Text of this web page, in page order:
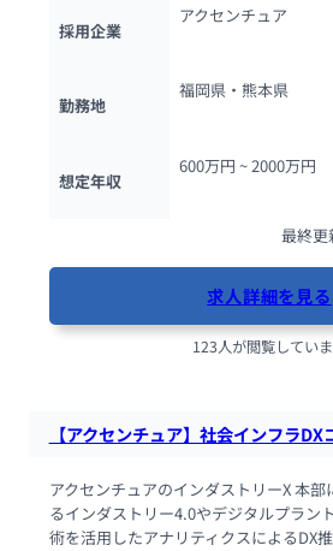
採用企業
アクセンチュア
勤務地
福岡県・熊本県
想定年収
600万円 ~ 2000万円
最終更
求人詳細を見る
123人が閲覧してい
【アクセンチュア】社会インフラDX
アクセンチュアのインダストリーX 本部
るインダストリー4.0やデジタルプラン
術を活用したアナリティクスによるDX